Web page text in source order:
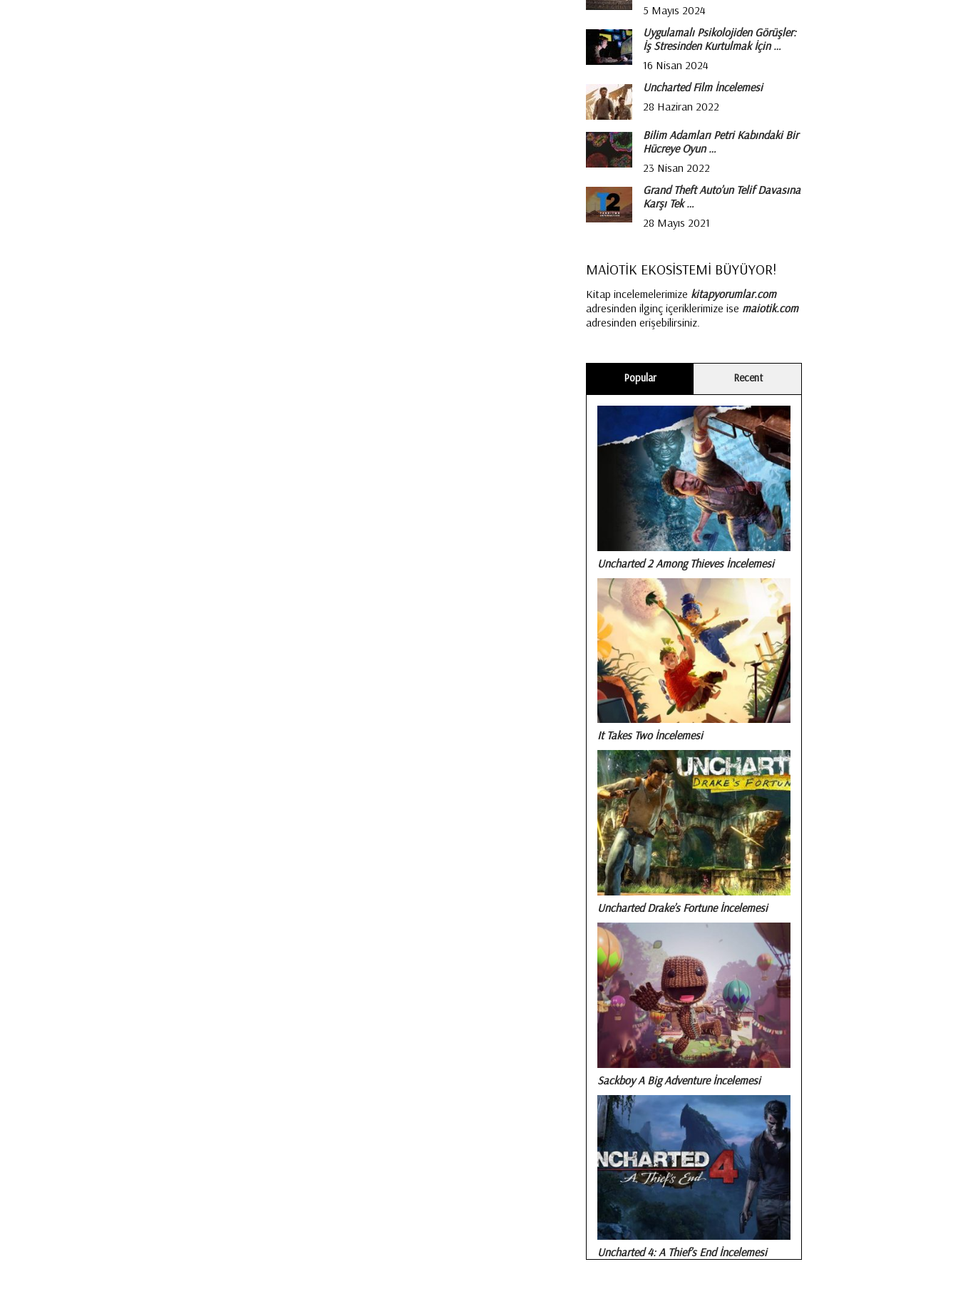
5 Mayıs 2024
Uygulamalı Psikolojiden Görüşler:
İş Stresinden Kurtulmak İçin …
16 Nisan 2024
Uncharted Film İncelemesi
28 Haziran 2022
Bilim Adamları Petri Kabındaki Bir
Hücreye Oyun …
23 Nisan 2022
Grand Theft Auto’un Telif Davasına
Karşı Tek …
28 Mayıs 2021
MAİOTİK EKOSİSTEMİ BÜYÜYOR!
Kitap incelemelerimize kitapyorumlar.com
adresinden ilginç içeriklerimize ise maiotik.com
adresinden erişebilirsiniz.
Popular Recent
Uncharted 2 Among Thieves İncelemesi
It Takes Two İncelemesi
Uncharted Drake’s Fortune İncelemesi
Sackboy A Big Adventure İncelemesi
Uncharted 4: A Thief’s End İncelemesi